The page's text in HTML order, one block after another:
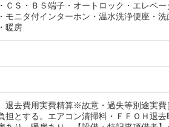
ＣＳ・ＢＳ端子・オートロック・エレベ
モニタ付インターホン・温水洗浄便座・
暖房
退去費用実費精算※故意・過失等別途実
担とする。エアコン清掃料・ＦＦＯＨ